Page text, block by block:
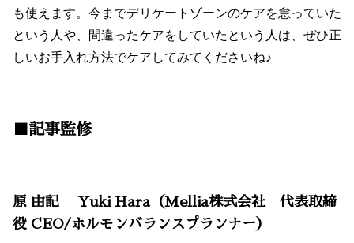
も使えます。今までデリケートゾーンのケアを怠っていた
という人や、間違ったケアをしていたという人は、ぜひ正
しいお手入れ方法でケアしてみてくださいね♪
■記事監修
原 由記 Yuki Hara（Mellia株式会社 代表取締
役 CEO/ホルモンバランスプランナー）